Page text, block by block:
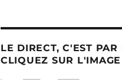
LE DIRECT, C'EST PAR
CLIQUEZ SUR